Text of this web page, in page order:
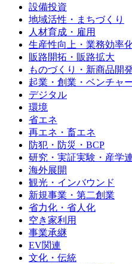
設備投資
地域活性・まちづくり
人材育成・雇用
生産性向上・業務効率
販路開拓・販路拡大
ものづくり・新商品開
起業・創業・ベンチャ
デジタル
環境
省エネ
再エネ・畜エネ
防犯・防災・BCP
研究・実証実験・産学
海外展開
観光・インバウンド
新規事業・第二創業
省力化・省人化
空き家利用
事業承継
EV関連
文化・伝統